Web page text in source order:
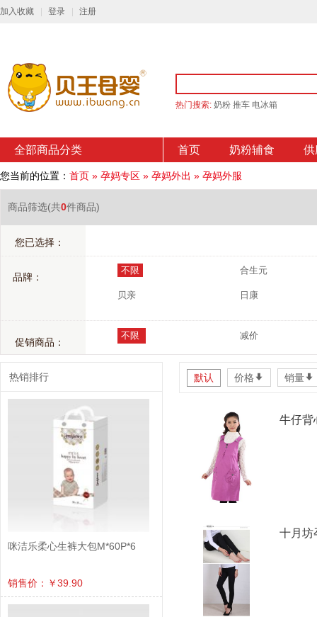
加入收藏 登录 注册
热门搜索: 奶粉 推车 电冰箱
全部商品分类 首页 奶粉辅食 供
您当前的位置： 首页 » 孕妈专区 » 孕妈外出 » 孕妈外服
商品筛选(共0件商品)
您已选择：
品牌：
不限 合生元
贝亲 日康
促销商品：
不限 减价
默认 价格 * 销量*
牛仔背
十月坊
热销排行
咪洁乐柔心生裤大包M*60P*6
销售价：￥39.90